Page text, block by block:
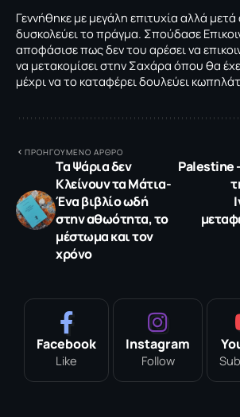
Γεννήθηκε με μεγάλη επιτυχία αλλά
δυσκολεύει το πράγμα. Σπούδασε
αποφάσισε πως δεν του αρέσει να
να μετακομίσει στην Σαχάρα όπου θα
μέχρι να το καταφέρει δουλεύει
ΠΡΟΗΓΟΥΜΕΝΟ ΑΡΘΡΟ
Τα Ψάρια δεν
Κλείνουν τα Μάτια-
Ένα βιβλίο ωδή
στην αθωότητα, το
μέστωμα και τον
χρόνο
Palestine
Facebook
Like
Instagram
Follow